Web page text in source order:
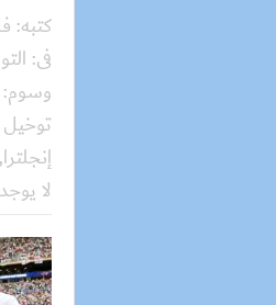
كتبه:
فى:
وسوم:
توخيل
إنجلترا,
لا